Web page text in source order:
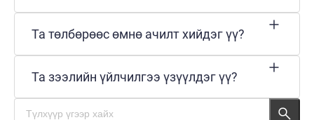
Та төлбөрөөс өмнө ачилт хийдэг үү?
Та зээлийн үйлчилгээ үзүүлдэг үү?